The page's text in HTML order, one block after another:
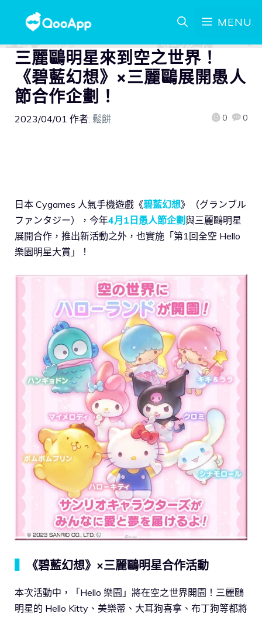
MENU
三麗鷗明星來到空之世界！
《碧藍幻想》×三麗鷗展開愚人
節合作企劃！
2023/04/01 作者: 鬆餅 0 0
日本 Cygames 人氣手機遊戲《碧藍幻想》（グランブル
ファンタジー），今年4月1日愚人節企劃與三麗鷗明星
展開合作，推出新活動之外，也實施「第1回全空 Hello
樂園明星大賞」！
《碧藍幻想》×三麗鷗明星合作活動
本次活動中，「Hello 樂園」將在空之世界開園！三麗鷗
明星的 Hello Kitty、美樂蒂、大耳狗喜拿、布丁狗等都將